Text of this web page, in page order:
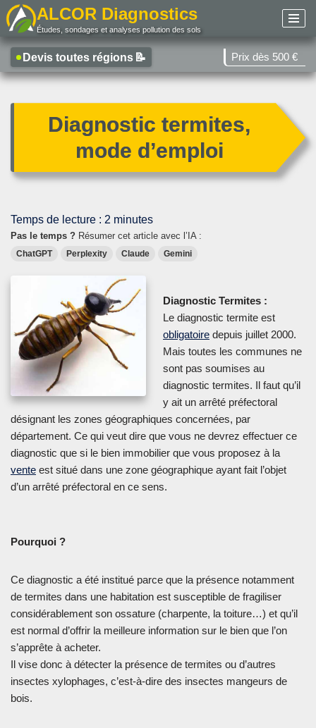
au
contenu
ALCOR Diagnostics
Études, sondages et analyses pollution des sols
Devis toutes régions 📝 Prix dès 500 €
Diagnostic termites,
mode d’emploi
Temps de lecture : 2 minutes
Pas le temps ? Résumer cet article avec l’IA :
ChatGPT Perplexity Claude Gemini
Diagnostic Termites :
Le diagnostic termite est
obligatoire depuis juillet 2000.
Mais toutes les communes ne
sont pas soumises au
diagnostic termites. Il faut qu’il
y ait un arrêté préfectoral
désignant les zones géographiques concernées, par
département. Ce qui veut dire que vous ne devrez effectuer ce
diagnostic que si le bien immobilier que vous proposez à la
vente est situé dans une zone géographique ayant fait l’objet
d’un arrêté préfectoral en ce sens.
Pourquoi ?
Ce diagnostic a été institué parce que la présence notamment
de termites dans une habitation est susceptible de fragiliser
considérablement son ossature (charpente, la toiture…) et qu’il
est normal d’offrir la meilleure information sur le bien que l’on
s’apprête à acheter.
Il vise donc à détecter la présence de termites ou d’autres
insectes xylophages, c’est-à-dire des insectes mangeurs de
bois.